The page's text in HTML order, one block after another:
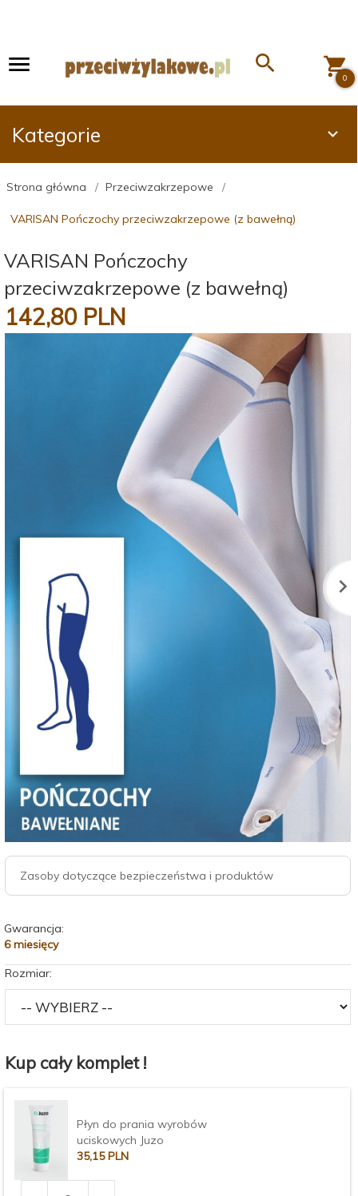
0
Kategorie
Strona główna Przeciwzakrzepowe
VARISAN Pończochy przeciwzakrzepowe (z bawełną)
VARISAN Pończochy
przeciwzakrzepowe (z bawełną)
142,80 PLN
Zasoby dotyczące bezpieczeństwa i produktów
Gwarancja:
6 miesięcy
Rozmiar:
Kup cały komplet !
Płyn do prania wyrobów
uciskowych Juzo
35,15 PLN